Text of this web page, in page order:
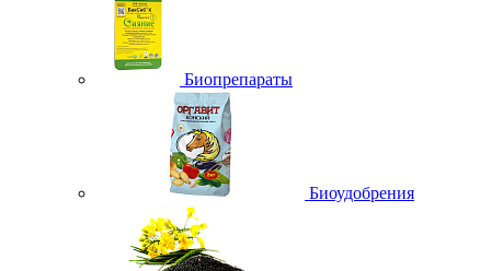
Биопрепараты
Биоудобрения